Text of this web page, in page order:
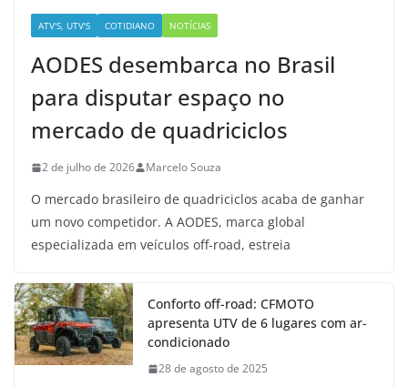
ATV'S, UTV'S COTIDIANO NOTÍCIAS
AODES desembarca no Brasil
para disputar espaço no
mercado de quadriciclos
2 de julho de 2026 Marcelo Souza
O mercado brasileiro de quadriciclos acaba de ganhar
um novo competidor. A AODES, marca global
especializada em veículos off-road, estreia
Conforto off-road: CFMOTO
apresenta UTV de 6 lugares com ar-
condicionado
28 de agosto de 2025